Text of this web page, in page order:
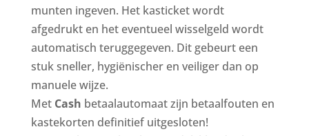
munten ingeven. Het kasticket wordt
afgedrukt en het eventueel wisselgeld wordt
automatisch teruggegeven. Dit gebeurt een
stuk sneller, hygiënischer en veiliger dan op
manuele wijze.
Met Cash betaalautomaat zijn betaalfouten en
kastekorten definitief uitgesloten!